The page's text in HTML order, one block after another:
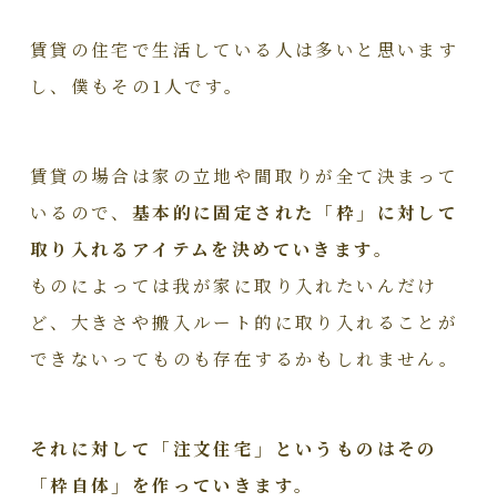
賃貸の住宅で生活している人は多いと思います
し、僕もその1人です。
賃貸の場合は家の立地や間取りが全て決まって
いるので、 基本的に固定された「枠」に対して
取り入れるアイテムを決めていきます。
ものによっては我が家に取り入れたいんだけ
ど、大きさや搬入ルート的に取り入れることが
できないってものも存在するかもしれません。
それに対して「注文住宅」というものはその
「枠自体」を作っていきます。